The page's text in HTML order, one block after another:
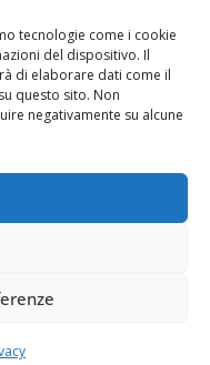
tecnologie come i cookie
del dispositivo. Il
di elaborare dati come il
questo sito. Non
negativamente su alcune
del 20/09/2011 Dir.
. Tutti i diritti riservati.